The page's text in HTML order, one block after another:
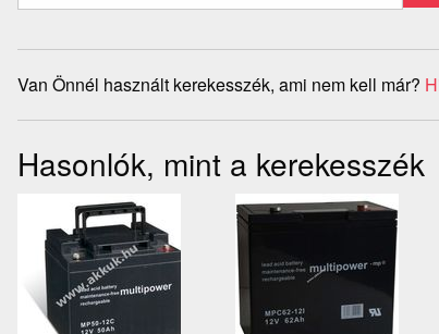
Van Önnél használt kerekesszék, ami nem kell már?
Hasonlók, mint a kerekesszék